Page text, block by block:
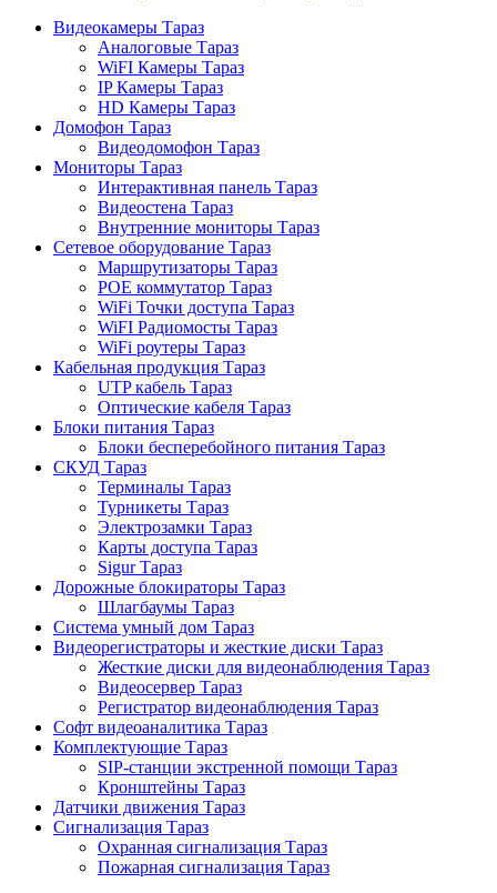
Видеокамеры Тараз
Аналоговые Тараз
WiFI Камеры Тараз
IP Камеры Тараз
HD Камеры Тараз
Домофон Тараз
Видеодомофон Тараз
Мониторы Тараз
Интерактивная панель Тараз
Видеостена Тараз
Внутренние мониторы Тараз
Сетевое оборудование Тараз
Маршрутизаторы Тараз
POE коммутатор Тараз
WiFi Точки доступа Тараз
WiFI Радиомосты Тараз
WiFi роутеры Тараз
Кабельная продукция Тараз
UTP кабель Тараз
Оптические кабеля Тараз
Блоки питания Тараз
Блоки бесперебойного питания Тараз
СКУД Тараз
Терминалы Тараз
Турникеты Тараз
Электрозамки Тараз
Карты доступа Тараз
Sigur Тараз
Дорожные блокираторы Тараз
Шлагбаумы Тараз
Система умный дом Тараз
Видеорегистраторы и жесткие диски Тараз
Жесткие диски для видеонаблюдения Тараз
Видеосервер Тараз
Регистратор видеонаблюдения Тараз
Софт видеоаналитика Тараз
Комплектующие Тараз
SIP-станции экстренной помощи Тараз
Кронштейны Тараз
Датчики движения Тараз
Сигнализация Тараз
Охранная сигнализация Тараз
Пожарная сигнализация Тараз